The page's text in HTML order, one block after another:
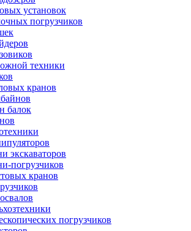
установок
погрузчиков
техники
кранов
балок
экскаваторов
погрузчиков
кранов
погрузчиков